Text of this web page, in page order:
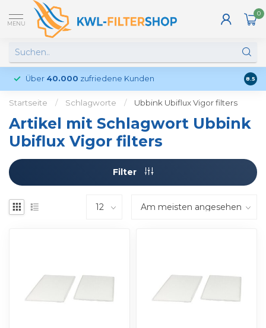
MENU
0
Über 40.000 zufriedene Kunden 8.5
Startseite / Schlagworte / Ubbink Ubiflux Vigor filters
Artikel mit Schlagwort Ubbink
Ubiflux Vigor filters
Filter